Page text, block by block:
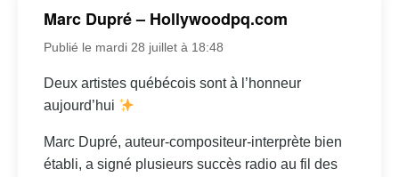
Marc Dupré – Hollywoodpq.com
Publié le mardi 28 juillet à 18:48
Deux artistes québécois sont à l’honneur
aujourd’hui
Marc Dupré, auteur-compositeur-interprète bien
établi, a signé plusieurs succès radio au fil des